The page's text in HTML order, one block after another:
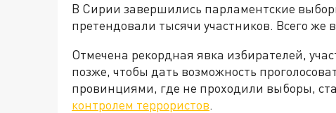
В Сирии завершились парламентские
претендовали тысячи участников. Всего же
Отмечена рекордная явка избирателей,
позже, чтобы дать возможность
провинциями, где не проходили выборы,
контролем террористов.